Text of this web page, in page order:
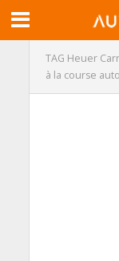
TAG Heuer
à la course